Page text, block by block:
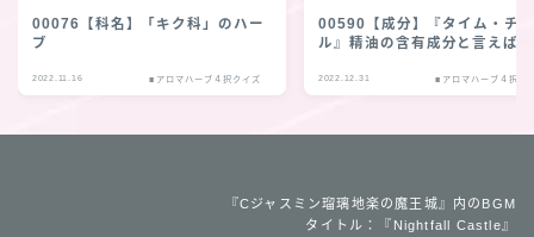
00076【科名】「キク科」のハー
ブ
2022.11.16 ■アロマハーブ４択クイズ
00590【成分】『タイム・チ
ル』精油の含有成分と言えば
2022.12.31 ■アロマハーブ４択ク
『Cジャスミン瑠璃地楽の魔王城』内のBGM
タイトル：『Nightfall Castle』